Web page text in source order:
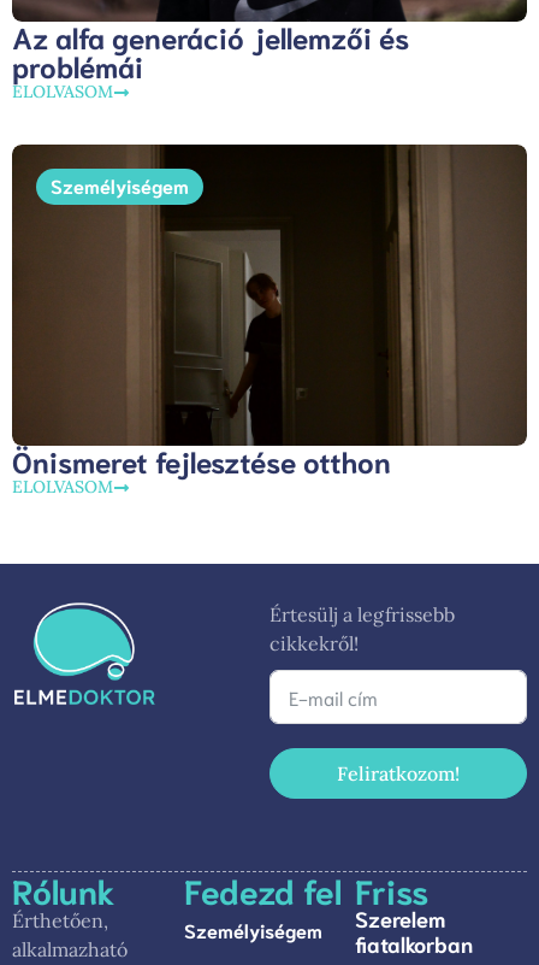
Az alfa generáció jellemzői és
problémái
ELOLVASOM
Személyiségem
Önismeret fejlesztése otthon
ELOLVASOM
Értesülj a legfrissebb
cikkekről!
Feliratkozom!
Rólunk
Érthetően,
alkalmazható
Fedezd fel
Személyiségem
Friss
Szerelem
fiatalkorban